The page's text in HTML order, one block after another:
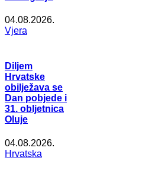
04.08.2026.
Vjera
Diljem
Hrvatske
obilježava se
Dan pobjede i
31. obljetnica
Oluje
04.08.2026.
Hrvatska